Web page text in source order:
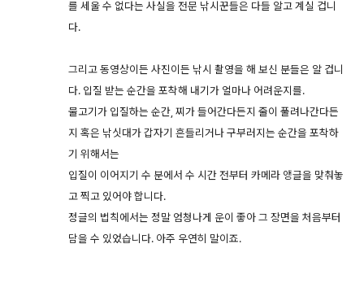
를 세울 수 없다는 사실을 전문 낚시꾼들은 다들 알고 계실 겁니
다.
그리고 동영상이든 사진이든 낚시 촬영을 해 보신 분들은 알 겁니
다. 입질 받는 순간을 포착해 내기가 얼마나 어려운지를.
물고기가 입질하는 순간, 찌가 들어간다든지 줄이 풀려나간다든
지 혹은 낚싯대가 갑자기 흔들리거나 구부러지는 순간을 포착하
기 위해서는
입질이 이어지기 수 분에서 수 시간 전부터 카메라 앵글을 맞춰놓
고 찍고 있어야 합니다.
정글의 법칙에서는 정말 엄청나게 운이 좋아 그 장면을 처음부터
담을 수 있었습니다. 아주 우연히 말이죠.